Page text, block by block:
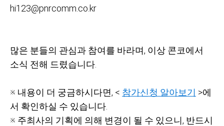
hi123@pnrcomm.co.kr
많은 분들의 관심과 참여를 바라며, 이상 콘코에서
소식 전해 드렸습니다.
※ 내용이 더 궁금하시다면, < 참가신청 알아보기 >에
서 확인하실 수 있습니다.
※ 주최사의 기획에 의해 변경이 될 수 있으니, 반드시